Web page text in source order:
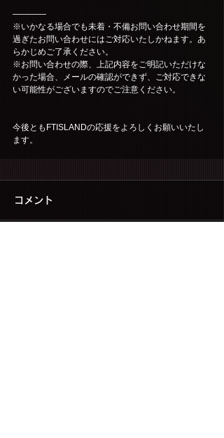
――――
※いかなる場合でも未着・不備お問い合わせ期間を
過ぎたお問い合わせにはご対応いたしかねます。あ
らかじめご了承ください。
※お問い合わせの際、上記内容をご明記いただけな
かった場合、メールの確認ができず、ご対応できな
い可能性がございますのでご注意ください。
今後ともFTISLANDの応援をよろしくお願いいたし
ます。
コメント